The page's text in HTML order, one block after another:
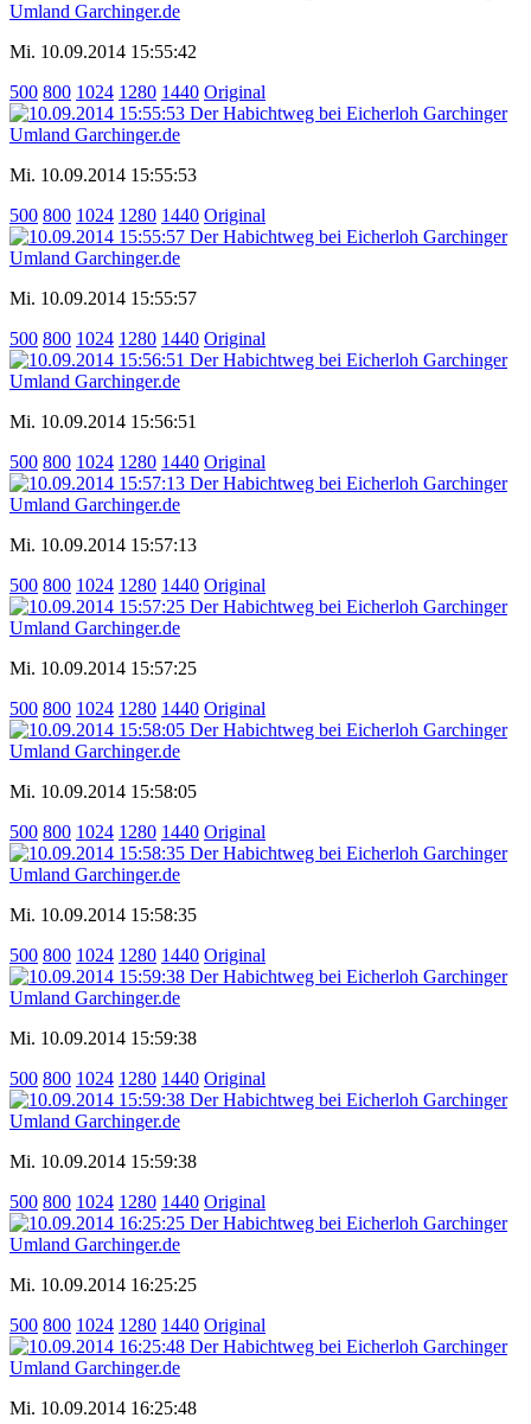
Mi. 10.09.2014 15:55:42
500 800 1024 1280 1440 Original
Mi. 10.09.2014 15:55:53
500 800 1024 1280 1440 Original
Mi. 10.09.2014 15:55:57
500 800 1024 1280 1440 Original
Mi. 10.09.2014 15:56:51
500 800 1024 1280 1440 Original
Mi. 10.09.2014 15:57:13
500 800 1024 1280 1440 Original
Mi. 10.09.2014 15:57:25
500 800 1024 1280 1440 Original
Mi. 10.09.2014 15:58:05
500 800 1024 1280 1440 Original
Mi. 10.09.2014 15:58:35
500 800 1024 1280 1440 Original
Mi. 10.09.2014 15:59:38
500 800 1024 1280 1440 Original
Mi. 10.09.2014 15:59:38
500 800 1024 1280 1440 Original
Mi. 10.09.2014 16:25:25
500 800 1024 1280 1440 Original
Mi. 10.09.2014 16:25:48